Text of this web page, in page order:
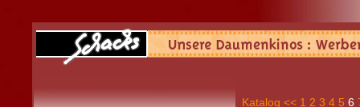
Katalog << 1 2 3 4 5 6